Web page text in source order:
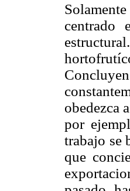
centrado
obedezca
por
trabajo se
que